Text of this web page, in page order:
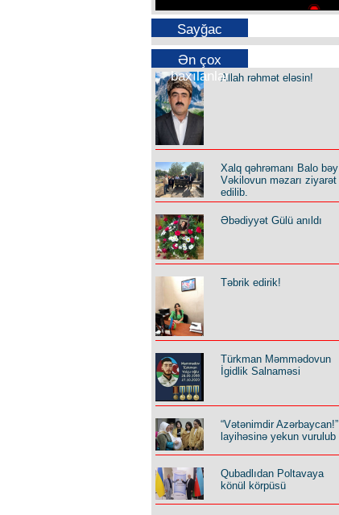
Sayğac
Ən çox
baxılanlarAllah rəhmət eləsin!
Xalq qəhrəmanı Balo bəy
Vəkilovun məzarı ziyarət
edilib.
Əbədiyyət Gülü anıldı
Təbrik edirik!
Türkman Məmmədovun
İgidlik Salnaməsi
“Vətənimdir Azərbaycan!”
layihəsinə yekun vurulub
Qubadlıdan Poltavaya
könül körpüsü